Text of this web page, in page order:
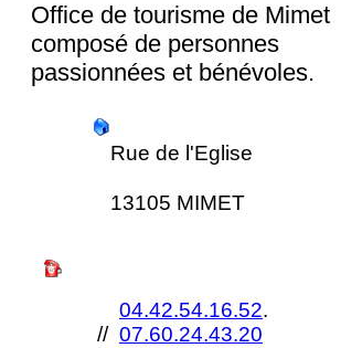
Office de tourisme de Mimet
composé de personnes
passionnées et bénévoles.
Rue de l'Eglise
13105 MIMET
04.42.54.16.52.
// 07.60.24.43.20